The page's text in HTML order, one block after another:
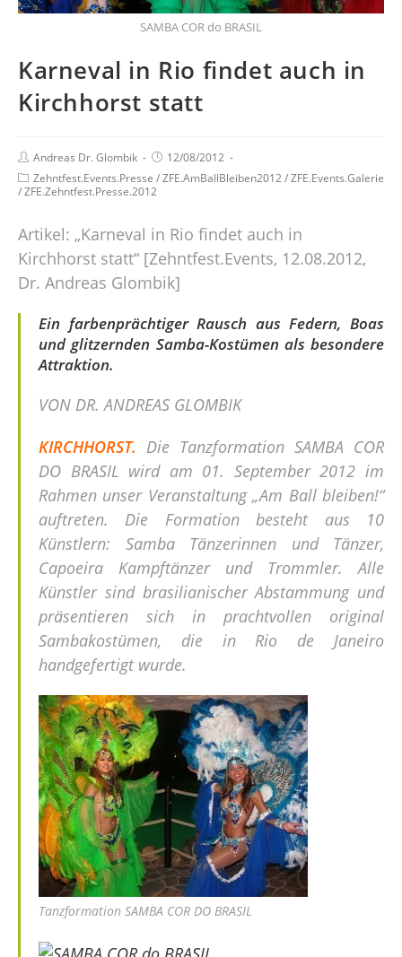
SAMBA COR do BRASIL
Karneval in Rio findet auch in
Kirchhorst statt
Andreas Dr. Glombik
12/08/2012
Zehntfest.Events.Presse /ZFE.AmBallBleiben2012/ZFE.Events.Galerie
/ZFE.Zehntfest.Presse.2012
Artikel: „Karneval in Rio findet auch in
Kirchhorst statt“ [Zehntfest.Events, 12.08.2012,
Dr. Andreas Glombik]
Ein farbenprächtiger Rausch aus Federn, Boas
und glitzernden Samba-Kostümen als besondere
Attraktion.
VON DR. ANDREAS GLOMBIK
KIRCHHORST. Die Tanzformation SAMBA COR
DO BRASIL wird am 01. September 2012 im
Rahmen unser Veranstaltung „Am Ball bleiben!“
auftreten. Die Formation besteht aus 10
Künstlern: Samba Tänzerinnen und Tänzer,
Capoeira Kampftänzer und Trommler. Alle
Künstler sind brasilianischer Abstammung und
präsentieren sich in prachtvollen original
Sambakostümen, die in Rio de Janeiro
handgefertigt wurde.
Tanzformation SAMBA COR DO BRASIL